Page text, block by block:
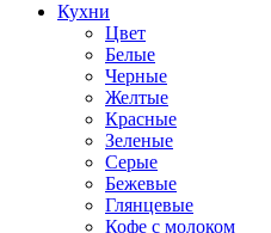
Кухни
Цвет
Белые
Черные
Желтые
Красные
Зеленые
Серые
Бежевые
Глянцевые
Кофе с молоком